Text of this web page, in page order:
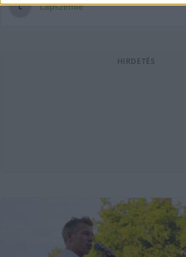
L Lapszemle
HIRDETÉS